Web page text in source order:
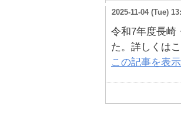
2025-11-04 (Tue)
令和7年度長崎
た。詳しくは
この記事を表示